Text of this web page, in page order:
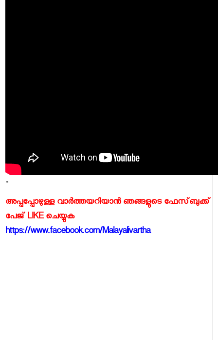
"
അപ്പപ്പോഴുള്ള വാര്‍ത്തയറിയാന്‍ ഞങ്ങളുടെ ഫേസ്‌ബുക്ക്‌
പേജ് LIKE ചെയ്യുക
https://www.facebook.com/Malayalivartha